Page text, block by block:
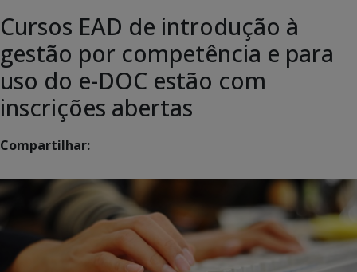
Cursos EAD de introdução à
gestão por competência e para
uso do e-DOC estão com
inscrições abertas
Compartilhar: